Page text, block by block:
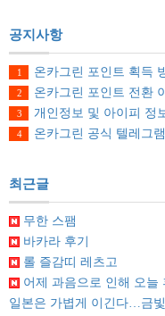
공지사항
1
온카그린 포인트 획득
2 온카그린 포인트 전환
3
개인정보 및 아이피 정
4 온카그린 공식 텔레그
최근글
무한 스팸
바카라 후기
롤 즐감띠 레츠고
어제 과음으로 인해 오늘
일본은 가볍게 이긴다…금